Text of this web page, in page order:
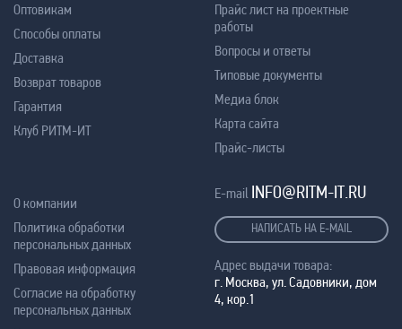
Оптовикам
Способы оплаты
Доставка
Возврат товаров
Гарантия
Клуб РИТМ-ИТ
Прайс лист на проектные
работы
Вопросы и ответы
Типовые документы
Медиа блок
Карта сайта
Прайс-листы
О компании
Политика обработки
персональных данных
Правовая информация
Согласие на обработку
персональных данных
E-mail INFO@RITM-IT.RU
НАПИСАТЬ НА E-MAIL
Адрес выдачи товара:
г. Москва, ул. Садовники, дом
4, кор.1